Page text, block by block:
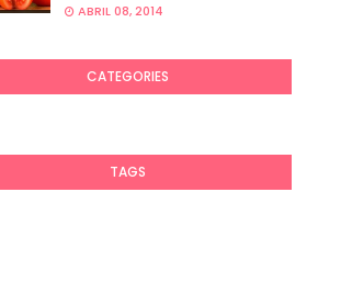
ABRIL 08, 2014
CATEGORIES
TAGS